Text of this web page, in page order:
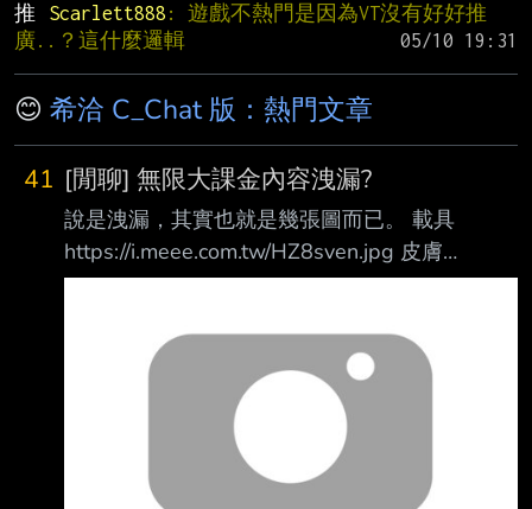
推
Scarlett888 : 遊戲不熱門是因為VT沒有好好推
廣..？這什麼邏輯
😊 希洽 C_Chat 版：熱門文章
41 [閒聊] 無限大課金內容洩漏?
說是洩漏，其實也就是幾張圖而已。 載具
https://i.meee.com.tw/HZ8sven.jpg 皮膚
https://i.meee.com.tw/gqAHSZ0.jpg 商成一定會
https://i.meee.com.tw/gClYZpK.jpg 另外，就是
目前為止知道的角色陣容
https://i.meee.com.tw/t5QSZU5.jpg 然後這幾天
其實有逛了一下對岸那些討論，一些透漏的可能
情報如下: 1. 角色不用抽，隨著故事推進解鎖使